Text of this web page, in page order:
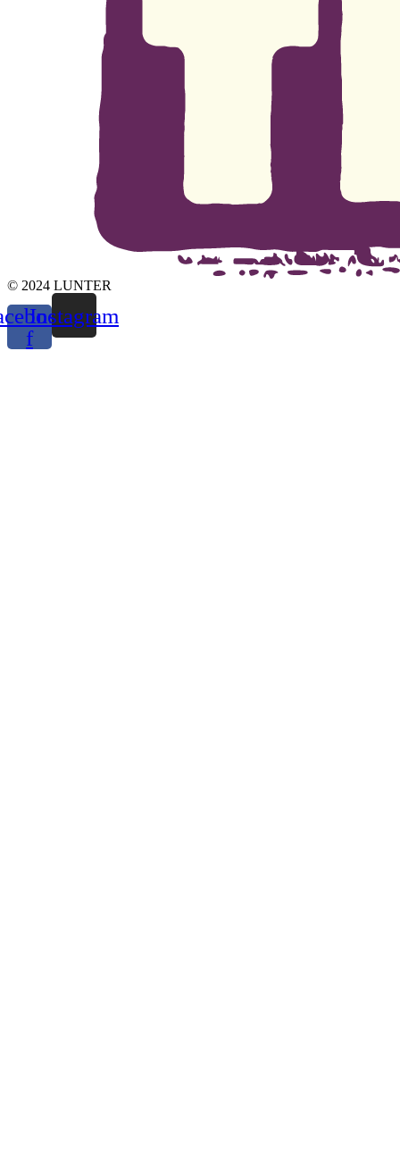
© 2024 LUNTER
f
Instagram